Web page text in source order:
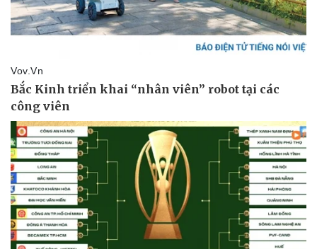
Pháp luật
Vụ án
Quân sự - Quốc phòng
Vũ khí
Việt Nam
Phân tích